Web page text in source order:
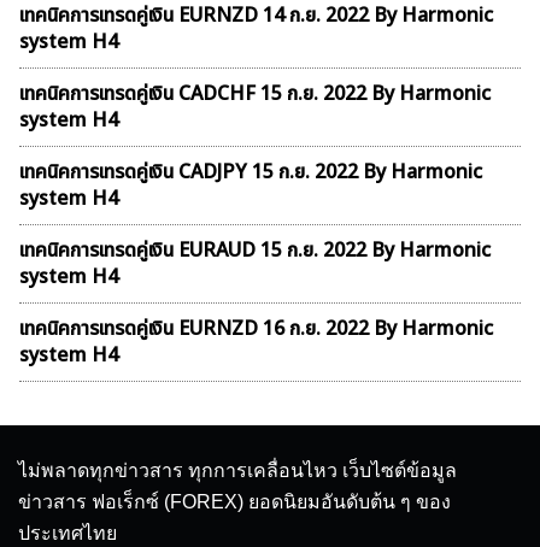
เทคนิคการเทรดคู่เงิน EURNZD 14 ก.ย. 2022 By Harmonic
system H4
เทคนิคการเทรดคู่เงิน CADCHF 15 ก.ย. 2022 By Harmonic
system H4
เทคนิคการเทรดคู่เงิน CADJPY 15 ก.ย. 2022 By Harmonic
system H4
เทคนิคการเทรดคู่เงิน EURAUD 15 ก.ย. 2022 By Harmonic
system H4
เทคนิคการเทรดคู่เงิน EURNZD 16 ก.ย. 2022 By Harmonic
system H4
ไม่พลาดทุกข่าวสาร ทุกการเคลื่อนไหว เว็บไซต์ข้อมูล
ข่าวสาร ฟอเร็กซ์ (FOREX) ยอดนิยมอันดับต้น ๆ ของ
ประเทศไทย